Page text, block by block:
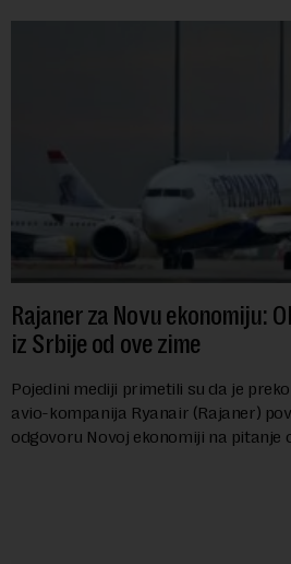
Rajaner za Novu ekonomiju:
iz Srbije od ove zime
Pojedini mediji primetili su da je
avio-kompanija Ryanair (Rajaner)
odgovoru Novoj ekonomiji na pitanje